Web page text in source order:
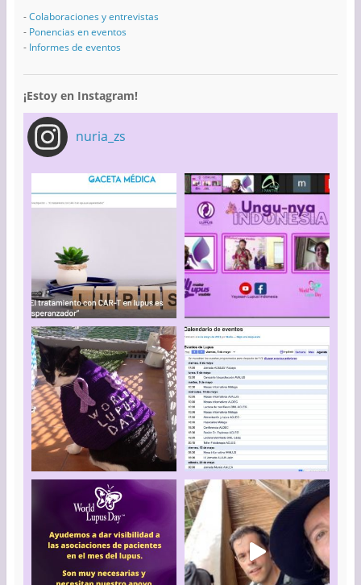
-Colaboraciones y entrevistas
- Ponencias en eventos
- Informes de eventos
¡Estoy en Instagram!
nuria_zs